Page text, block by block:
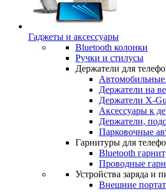
Гаджеты и аксессуары
Bluetooth колонки
Ручки и стилусы
Держатели для
Автомобильные
Держатели на
Держатели X-
Аксессуары к
Держатели,
Парковочные
Гарнитуры для
Bluetooth
Проводные
Устройства заряда и
Внешние